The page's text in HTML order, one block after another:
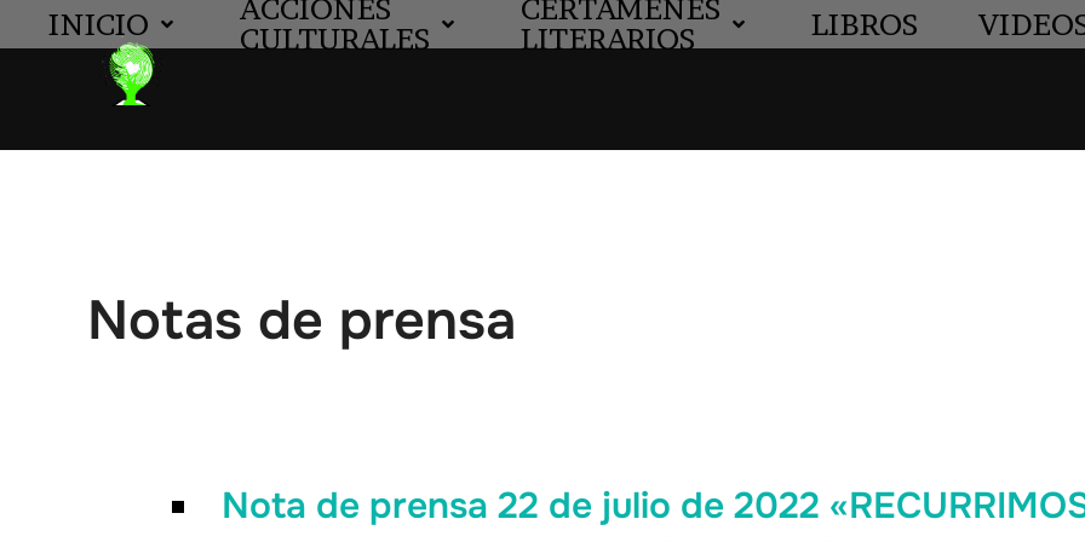
INICIO
ACCIONES
CULTURALES
CERTÁMENES
LITERARIOS
LIBROS
Notas de prensa
Nota de prensa 22 de julio de 2022